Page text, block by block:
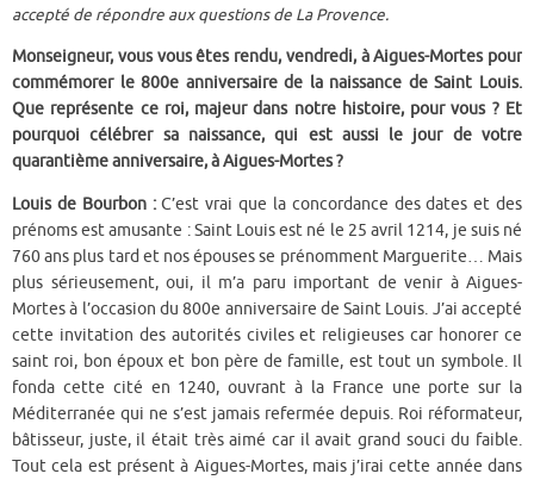
accepté de répondre aux questions de La Provence.
Monseigneur, vous vous êtes rendu, vendredi, à Aigues-Mortes pour
commémorer le 800e anniversaire de la naissance de Saint Louis.
Que représente ce roi, majeur dans notre histoire, pour vous ? Et
pourquoi célébrer sa naissance, qui est aussi le jour de votre
quarantième anniversaire, à Aigues-Mortes ?
Louis de Bourbon :C’est vrai que la concordance des dates et des
prénoms est amusante : Saint Louis est né le 25 avril 1214, je suis né
760 ans plus tard et nos épouses se prénomment Marguerite… Mais
plus sérieusement, oui, il m’a paru important de venir à Aigues-
Mortes à l’occasion du 800e anniversaire de Saint Louis. J’ai accepté
cette invitation des autorités civiles et religieuses car honorer ce
saint roi, bon époux et bon père de famille, est tout un symbole. Il
fonda cette cité en 1240, ouvrant à la France une porte sur la
Méditerranée qui ne s’est jamais refermée depuis. Roi réformateur,
bâtisseur, juste, il était très aimé car il avait grand souci du faible.
Tout cela est présent à Aigues-Mortes, mais j’irai cette année dans